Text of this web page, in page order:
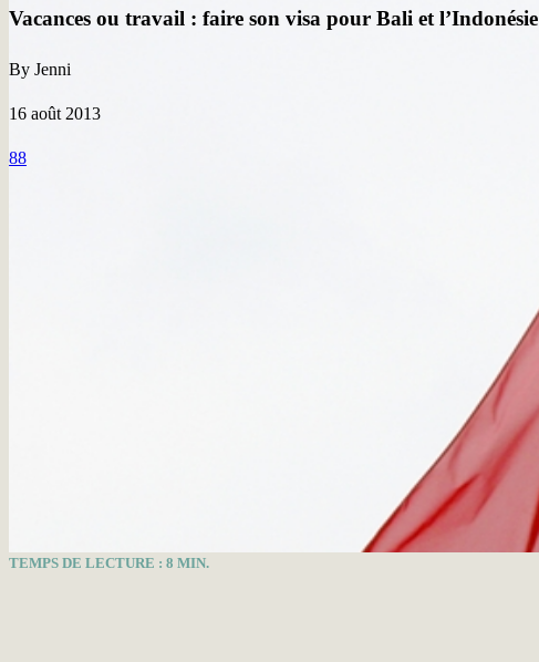
Vacances ou travail : faire son visa pour Bali et l’Indonésie
By Jenni
16 août 2013
88
TEMPS DE LECTURE : 8 MIN.